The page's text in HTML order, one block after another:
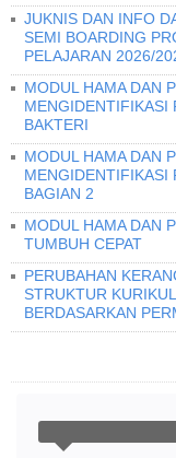
JUKNIS DAN INFO
SEMI BOARDING
PELAJARAN 2026/
MODUL HAMA DAN
MENGIDENTIFIKASI
BAKTERI
MODUL HAMA DAN
MENGIDENTIFIKASI
BAGIAN 2
MODUL HAMA DAN
TUMBUH CEPAT
PERUBAHAN
STRUKTUR
BERDASARKAN